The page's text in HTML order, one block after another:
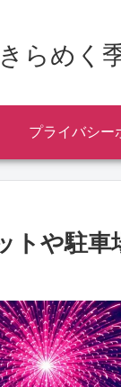
きらめく
プライバシー
トや駐車